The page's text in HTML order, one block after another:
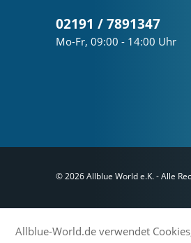
02191 / 7891347
Mo-Fr, 09:00 - 14:00 Uhr
© 2026 Allblue World e.K. - Alle
Allblue-World.de verwendet